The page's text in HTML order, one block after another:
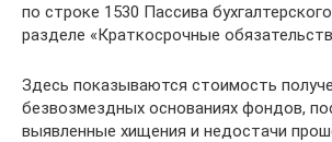
по строке 1530 Пассива
разделе «Краткосрочные
Здесь показываются стоимость
безвозмездных основаниях фондов,
выявленные хищения и недостачи